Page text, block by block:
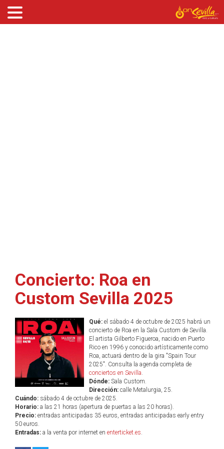
Concierto: Roa en
Custom Sevilla 2025
Qué:el sábado 4 de octubre de 2025 habrá un
concierto de Roa en la Sala Custom de Sevilla.
El artista Gilberto Figueroa, nacido en Puerto
Rico en 1996 y conocido artísticamente como
Roa, actuará dentro de la gira "Spain Tour
2025". Consulta la agenda completa de
conciertos en Sevilla.
Dónde:Sala Custom.
Dirección:calle Metalurgia, 25.
Cuándo: sábado 4 de octubre de 2025.
Horario: a las 21 horas (apertura de puertas a las 20 horas).
Precio: entradas anticipadas 35 euros, entradas anticipadas early entry
50 euros.
Entradas: a la venta por internet en enterticket.es.